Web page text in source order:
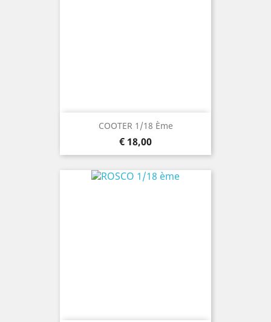
COOTER 1/18 Ème
Prijs
€ 18,00